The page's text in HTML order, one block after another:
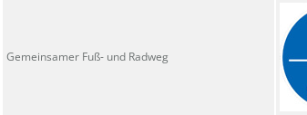
Gemeinsamer Fuß- und Radweg